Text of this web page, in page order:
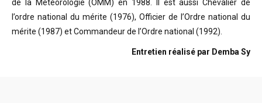
de la Météorologie (OMM) en 1988. Il est aussi Chevalier de
l’ordre national du mérite (1976), Officier de l’Ordre national du
mérite (1987) et Commandeur de l’Ordre national (1992).
Entretien réalisé par Demba Sy